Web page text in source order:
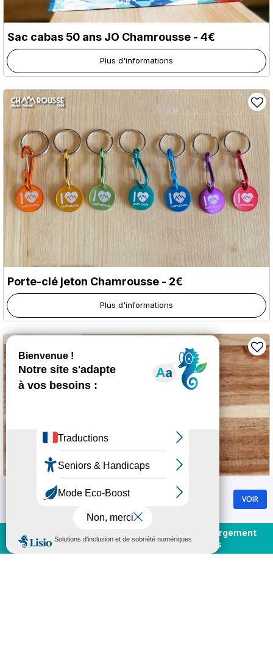
En direct
Achat et rechargement
forfaits
Sac cabas 50 ans JO Chamrousse - 4€
Plus d'informations
Porte-clé jeton Chamrousse - 2€
Plus d'informations
Magnet illustré Chamrousse - 4€
Chamrousse
GRATUIT - Sur Google Play VOIR